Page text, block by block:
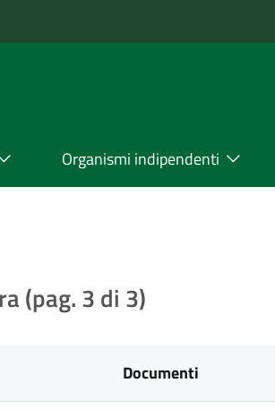
Organismi indipendenti
(pag. 3 di 3)
Documenti